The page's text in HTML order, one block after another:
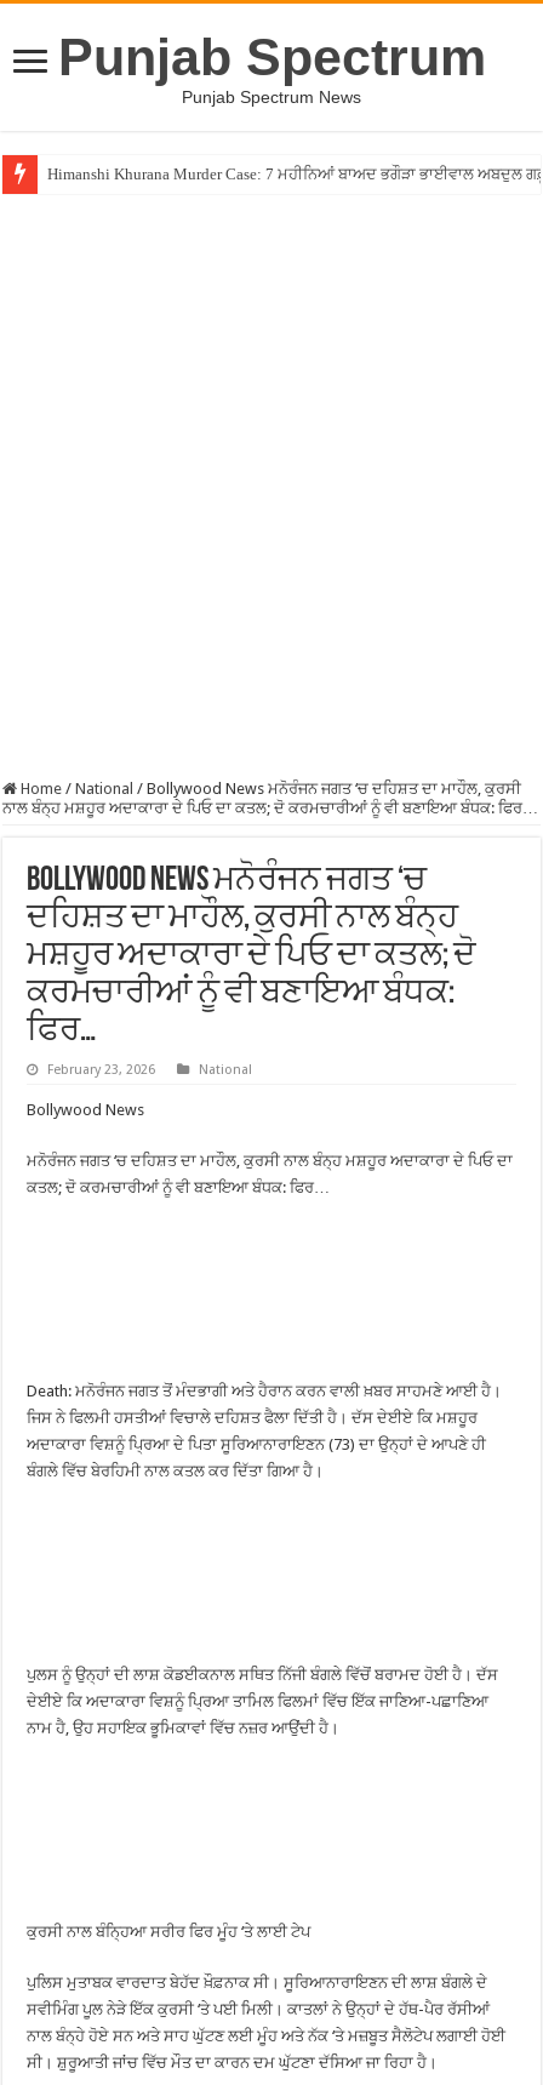
Punjab Spectrum
Punjab Spectrum News
Himanshi Khurana Murder Case: 7 ਮਹੀਨਿਆਂ ਬਾਅਦ ਭਗੌੜਾ ਭਾਈਵਾਲ ਅਬਦੁਲ
Home / National / Bollywood News ਮਨੋਰੰਜਨ ਜਗਤ ‘ਚ ਦਹਿਸ਼ਤ ਦਾ ਮਾਹੌਲ, ਕੁਰਸੀ
ਨਾਲ ਬੰਨ੍ਹ ਮਸ਼ਹੂਰ ਅਦਾਕਾਰਾ ਦੇ ਪਿਓ ਦਾ ਕਤਲ; ਦੋ ਕਰਮਚਾਰੀਆਂ ਨੂੰ ਵੀ ਬਣਾਇਆ ਬੰਧਕ: ਫਿਰ…
Bollywood News ਮਨੋਰੰਜਨ ਜਗਤ ‘ਚ
ਦਹਿਸ਼ਤ ਦਾ ਮਾਹੌਲ, ਕੁਰਸੀ ਨਾਲ ਬੰਨ੍ਹ
ਮਸ਼ਹੂਰ ਅਦਾਕਾਰਾ ਦੇ ਪਿਓ ਦਾ ਕਤਲ; ਦੋ
ਕਰਮਚਾਰੀਆਂ ਨੂੰ ਵੀ ਬਣਾਇਆ ਬੰਧਕ:
ਫਿਰ…
February 23, 2026 National
Bollywood News
ਮਨੋਰੰਜਨ ਜਗਤ ‘ਚ ਦਹਿਸ਼ਤ ਦਾ ਮਾਹੌਲ, ਕੁਰਸੀ ਨਾਲ ਬੰਨ੍ਹ ਮਸ਼ਹੂਰ ਅਦਾਕਾਰਾ ਦੇ ਪਿਓ ਦਾ
ਕਤਲ; ਦੋ ਕਰਮਚਾਰੀਆਂ ਨੂੰ ਵੀ ਬਣਾਇਆ ਬੰਧਕ: ਫਿਰ…
Death: ਮਨੋਰੰਜਨ ਜਗਤ ਤੋਂ ਮੰਦਭਾਗੀ ਅਤੇ ਹੈਰਾਨ ਕਰਨ ਵਾਲੀ ਖ਼ਬਰ ਸਾਹਮਣੇ ਆਈ ਹੈ।
ਜਿਸ ਨੇ ਫਿਲਮੀ ਹਸਤੀਆਂ ਵਿਚਾਲੇ ਦਹਿਸ਼ਤ ਫੈਲਾ ਦਿੱਤੀ ਹੈ। ਦੱਸ ਦੇਈਏ ਕਿ ਮਸ਼ਹੂਰ
ਅਦਾਕਾਰਾ ਵਿਸ਼ਨੂੰ ਪ੍ਰਿਆ ਦੇ ਪਿਤਾ ਸੂਰਿਆਨਾਰਾਇਣਨ (73) ਦਾ ਉਨ੍ਹਾਂ ਦੇ ਆਪਣੇ ਹੀ
ਬੰਗਲੇ ਵਿੱਚ ਬੇਰਹਿਮੀ ਨਾਲ ਕਤਲ ਕਰ ਦਿੱਤਾ ਗਿਆ ਹੈ।
ਪੁਲਸ ਨੂੰ ਉਨ੍ਹਾਂ ਦੀ ਲਾਸ਼ ਕੋਡਈਕਨਾਲ ਸਥਿਤ ਨਿੱਜੀ ਬੰਗਲੇ ਵਿੱਚੋਂ ਬਰਾਮਦ ਹੋਈ ਹੈ। ਦੱਸ
ਦੇਈਏ ਕਿ ਅਦਾਕਾਰਾ ਵਿਸ਼ਨੂੰ ਪ੍ਰਿਆ ਤਾਮਿਲ ਫਿਲਮਾਂ ਵਿੱਚ ਇੱਕ ਜਾਣਿਆ-ਪਛਾਣਿਆ
ਨਾਮ ਹੈ, ਉਹ ਸਹਾਇਕ ਭੂਮਿਕਾਵਾਂ ਵਿੱਚ ਨਜ਼ਰ ਆਉਂਦੀ ਹੈ।
ਕੁਰਸੀ ਨਾਲ ਬੰਨ੍ਹਿਆ ਸਰੀਰ ਫਿਰ ਮੂੰਹ ‘ਤੇ ਲਾਈ ਟੇਪ
ਪੁਲਿਸ ਮੁਤਾਬਕ ਵਾਰਦਾਤ ਬੇਹੱਦ ਖ਼ੌਫ਼ਨਾਕ ਸੀ। ਸੂਰਿਆਨਾਰਾਇਣਨ ਦੀ ਲਾਸ਼ ਬੰਗਲੇ ਦੇ
ਸਵੀਮਿੰਗ ਪੂਲ ਨੇੜੇ ਇੱਕ ਕੁਰਸੀ ‘ਤੇ ਪਈ ਮਿਲੀ। ਕਾਤਲਾਂ ਨੇ ਉਨ੍ਹਾਂ ਦੇ ਹੱਥ-ਪੈਰ ਰੱਸੀਆਂ
ਨਾਲ ਬੰਨ੍ਹੇ ਹੋਏ ਸਨ ਅਤੇ ਸਾਹ ਘੁੱਟਣ ਲਈ ਮੂੰਹ ਅਤੇ ਨੱਕ ‘ਤੇ ਮਜ਼ਬੂਤ ਸੈਲੋਟੇਪ ਲਗਾਈ ਹੋਈ
ਸੀ। ਸ਼ੁਰੂਆਤੀ ਜਾਂਚ ਵਿੱਚ ਮੌਤ ਦਾ ਕਾਰਨ ਦਮ ਘੁੱਟਣਾ ਦੱਸਿਆ ਜਾ ਰਿਹਾ ਹੈ।